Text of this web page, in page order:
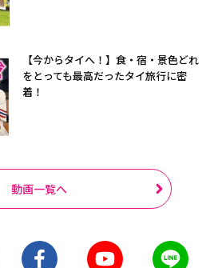
【今からタイへ！】食・宿・景色どれ
をとっても最高だったタイ旅行に密
着！
動画一覧へ